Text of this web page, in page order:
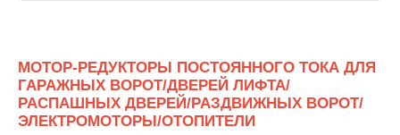
МОТОР-РЕДУКТОРЫ ПОСТОЯННОГО ТОКА ДЛЯ
ГАРАЖНЫХ ВОРОТ/ДВЕРЕЙ ЛИФТА/
РАСПАШНЫХ ДВЕРЕЙ/РАЗДВИЖНЫХ ВОРОТ/
ЭЛЕКТРОМОТОРЫ/ОТОПИТЕЛИ